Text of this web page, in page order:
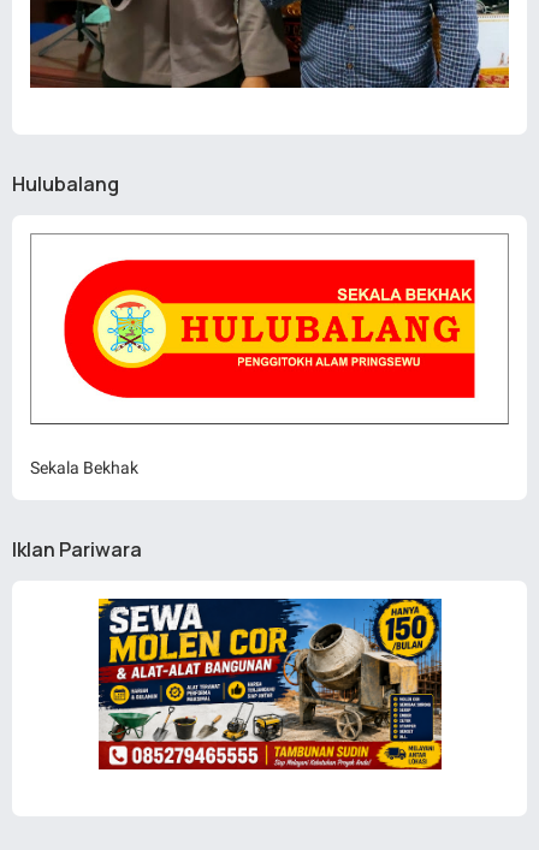
Hulubalang
Sekala Bekhak
Iklan Pariwara